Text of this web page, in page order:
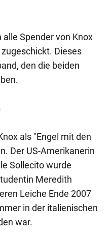
Spender von Knox
Dieses
den die beiden
als "Engel mit den
Der US-Amerikanerin
Sollecito wurde
Meredith
Leiche Ende 2007
in der italienischen
war.